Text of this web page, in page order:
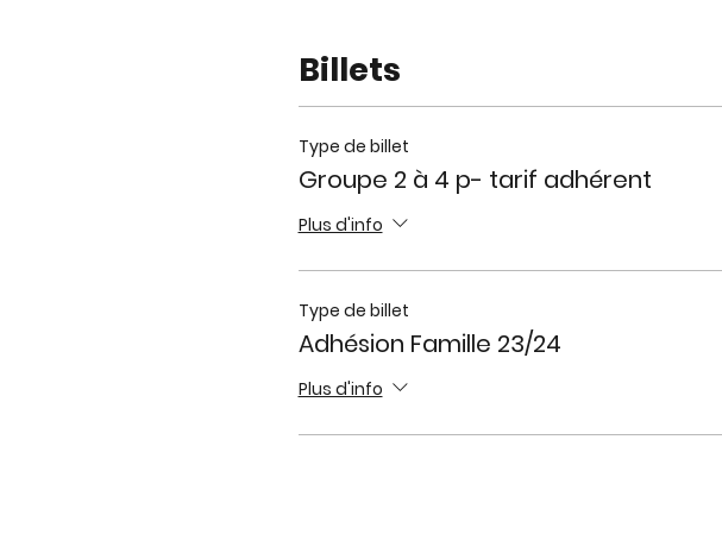
Billets
Type de billet
Groupe 2 à 4 p- tarif adhérent
Plus d'info
Type de billet
Adhésion Famille 23/24
Plus d'info